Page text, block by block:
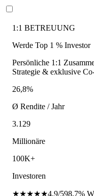
1:1 BETREUUNG
Werde Top 1 % Investor
Persönliche 1:1
Strategie & exklusive
26,8%
Ø Rendite / Jahr
3.129
Millionäre
100K+
Investoren
★★★★★4.9/598,7%